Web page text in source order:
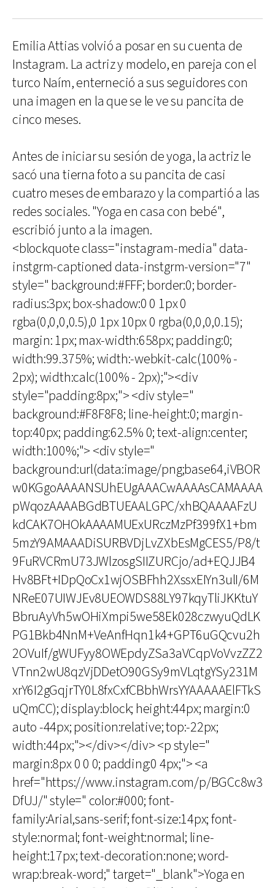
Emilia Attias volvió a posar en su cuenta de
Instagram. La actriz y modelo, en pareja con el
turco Naím, enterneció a sus seguidores con
una imagen en la que se le ve su pancita de
cinco meses.
Antes de iniciar su sesión de yoga, la actriz le
sacó una tierna foto a su pancita de casi
cuatro meses de embarazo y la compartió a las
redes sociales. "Yoga en casa con bebé",
escribió junto a la imagen.
<blockquote class="instagram-media" data-
instgrm-captioned data-instgrm-version="7"
style=" background:#FFF; border:0; border-
radius:3px; box-shadow:0 0 1px 0
rgba(0,0,0,0.5),0 1px 10px 0 rgba(0,0,0,0.15);
margin: 1px; max-width:658px; padding:0;
width:99.375%; width:-webkit-calc(100% -
2px); width:calc(100% - 2px);"><div
style="padding:8px;"> <div style="
background:#F8F8F8; line-height:0; margin-
top:40px; padding:62.5% 0; text-align:center;
width:100%;"> <div style="
background:url(data:image/png;base64,iVBOR
w0KGgoAAAANSUhEUgAAACwAAAAsCAMAAAA
pWqozAAAABGdBTUEAALGPC/xhBQAAAAFzU
kdCAK7OHOkAAAAMUExURczMzPf399fX1+bm
5mzY9AMAAADiSURBVDjLvZXbEsMgCES5/P8/t
9FuRVCRmU73JWlzosgSIIZURCjo/ad+EQJJB4
Hv8BFt+IDpQoCx1wjOSBFhh2XssxEIYn3ulI/6M
NReE07UIWJEv8UEOWDS88LY97kqyTliJKKtuY
BbruAyVh5wOHiXmpi5we58Ek028czwyuQdLK
PG1Bkb4NnM+VeAnfHqn1k4+GPT6uGQcvu2h
2OVuIf/gWUFyy8OWEpdyZSa3aVCqpVoVvzZZ2
VTnn2wU8qzVjDDetO90GSy9mVLqtgYSy231M
xrY6I2gGqjrTY0L8fxCxfCBbhWrsYYAAAAAElFTkS
uQmCC); display:block; height:44px; margin:0
auto -44px; position:relative; top:-22px;
width:44px;"></div></div> <p style="
margin:8px 0 0 0; padding:0 4px;"> <a
href="https://www.instagram.com/p/BGCc8w3
DfUJ/" style=" color:#000; font-
family:Arial,sans-serif; font-size:14px; font-
style:normal; font-weight:normal; line-
height:17px; text-decoration:none; word-
wrap:break-word;" target="_blank">Yoga en